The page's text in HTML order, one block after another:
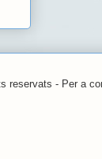
reservats - Per a